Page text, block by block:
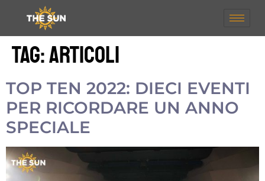
Tag:articoli
TOP TEN 2022: DIECI EVENTI
PER RICORDARE UN ANNO
SPECIALE